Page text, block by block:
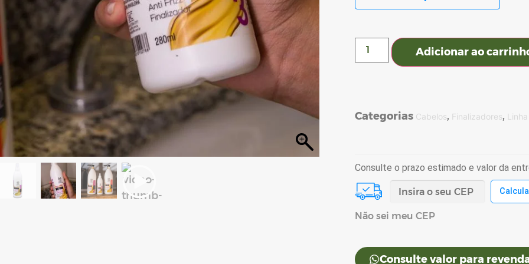
Adicionar ao
Categorias Cabelos, Finalizadores,
Consulte o prazo estimado e valor da
Não sei meu CEP
Consulte valor para